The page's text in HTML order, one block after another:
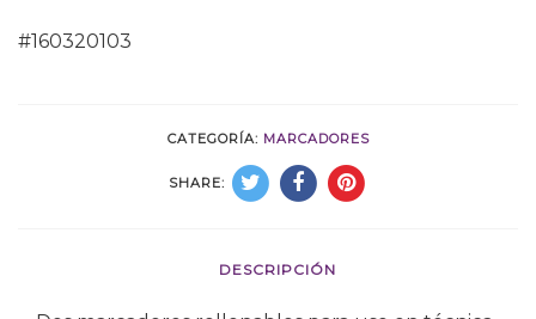
#160320103
CATEGORÍA: MARCADORES
SHARE:
DESCRIPCIÓN